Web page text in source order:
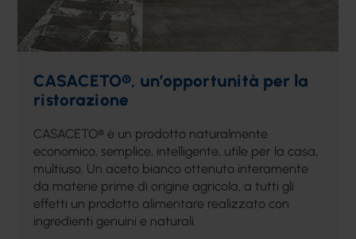
CASACETO®, un’opportunità per la
ristorazione
CASACETO® è un prodotto naturalmente
economico, semplice, intelligente, utile per la casa,
multiuso. Un aceto bianco ottenuto interamente
da materie prime di origine agricola, a tutti gli
effetti un prodotto alimentare realizzato con
ingredienti genuini e naturali.